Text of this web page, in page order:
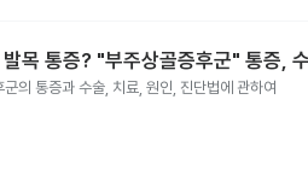
목 통증? "부주상골증후군" 통증,
의 통증과 수술, 치료, 원인, 진단법에 관하여